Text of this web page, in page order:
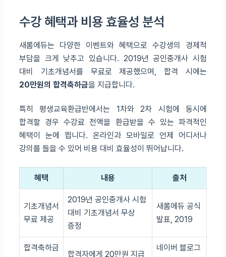
수강 혜택과 비용 효율성 분석
새롬에듀는 다양한 이벤트와 혜택으로 수강생의 경제적
부담을 크게 낮추고 있습니다. 2019년 공인중개사 시험
대비 기초개념서를 무료로 제공했으며, 합격 시에는
20만원의 합격축하금을 지급합니다.
특히 평생교육환급반에서는 1차와 2차 시험에 동시에
합격할 경우 수강료 전액을 환급받을 수 있는 파격적인
혜택이 눈에 띕니다. 온라인과 모바일로 언제 어디서나
강의를 들을 수 있어 비용 대비 효율성이 뛰어납니다.
혜택 내용 출처
기초개념서
무료 제공
2019년 공인중개사 시험
대비 기초개념서 무상
증정
새롬에듀 공식
발표, 2019
합격축하금
합격자에게 20만원 지급
네이버 블로그